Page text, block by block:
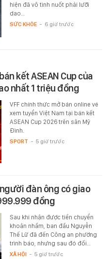
hiện đã vô tình nuốt phải lưỡi
dao…
SỨC KHỎE - 6 giờ trước
kết ASEAN Cup của
nhất 1 triệu đồng
VFF chính thức mở bán online vé
xem tuyển Việt Nam tại bán kết
ASEAN Cup 2026 trên sân Mỹ
Đình.
SPORT - 5 giờ trước
đàn ông có giao
đồng
Sau khi nhận được tiền chuyển
khoản nhầm, ban đầu Nguyễn
Thế Lữ đã đến Công an phường
trình báo, nhưng sau đó đối…
XÃ HỘI - 5 giờ trước